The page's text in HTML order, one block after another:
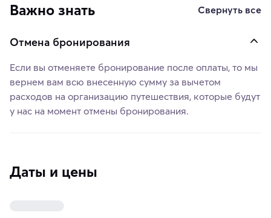
Важно знать Свернуть все
Отмена бронирования
Если вы отменяете бронирование после оплаты, то мы
вернем вам всю внесенную сумму за вычетом
расходов на организацию путешествия, которые будут
у нас на момент отмены бронирования.
Даты и цены